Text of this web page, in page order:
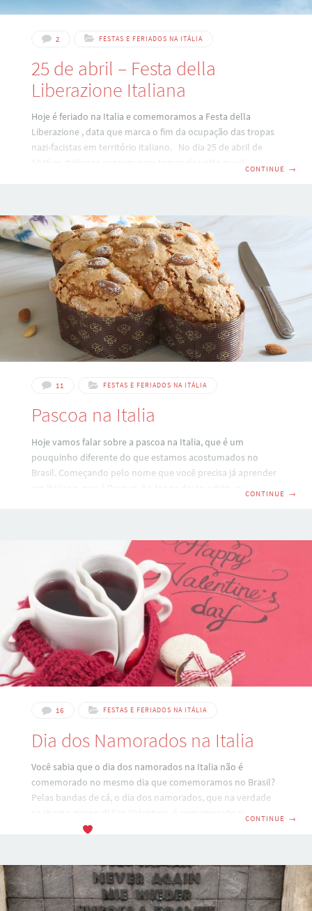
2 FESTAS E FERIADOS NA ITÁLIA
25 de abril – Festa della
Liberazione Italiana
Hoje é feriado na Italia e comemoramos a Festa della
Liberazione , data que marca o fim da ocupação das tropas
nazi-facistas em território italiano. No dia 25 de abril de
tropas nazistas e fascistas estão muito presentes na
memória popular. As forças de resistência eram chamadas
de
CONTINUE →
11 FESTAS E FERIADOS NA ITÁLIA
Pascoa na Italia
Hoje vamos falar sobre a pascoa na Italia, que é um
pouquinho diferente do que estamos acostumados no
Brasil. Começando pelo nome que você precisa já aprender
pela diferença mais gritante: a sexta feira da paixão – aqui
chamada Venerdì Santo não é feriado, como no Brasil. Por
outro
CONTINUE →
16 FESTAS E FERIADOS NA ITÁLIA
Dia dos Namorados na Italia
Você sabia que o dia dos namorados na Italia não é
comemorado no mesmo dia que comemoramos no Brasil?
Pelas bandas de cá, o dia dos namorados, que na verdade
. Como você sabe que a Minha Saga também
durante seu governo, proibiu a realização de casamentos
com o objetivo de formar um
CONTINUE →